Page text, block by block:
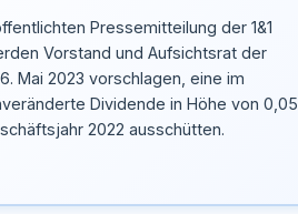
Pressemitteilung der 1&1
Vorstand und Aufsichtsrat der
Mai 2023 vorschlagen, eine im
Dividende in Höhe von 0,05
2022 ausschütten.